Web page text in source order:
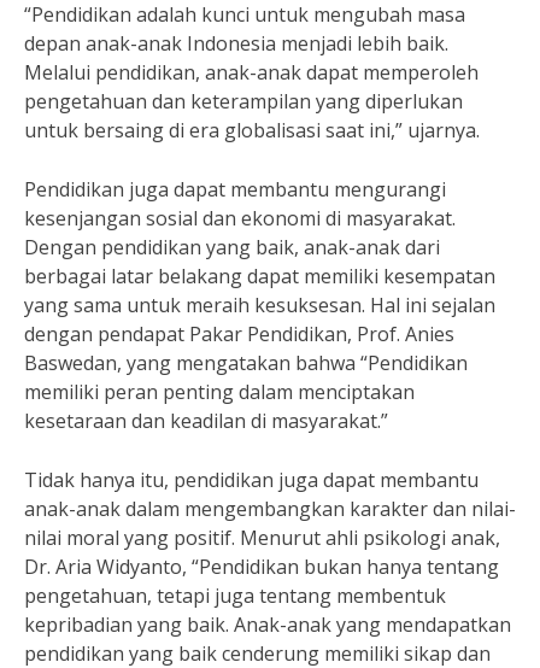
“Pendidikan adalah kunci untuk mengubah masa
depan anak-anak Indonesia menjadi lebih baik.
Melalui pendidikan, anak-anak dapat memperoleh
pengetahuan dan keterampilan yang diperlukan
untuk bersaing di era globalisasi saat ini,” ujarnya.
Pendidikan juga dapat membantu mengurangi
kesenjangan sosial dan ekonomi di masyarakat.
Dengan pendidikan yang baik, anak-anak dari
berbagai latar belakang dapat memiliki kesempatan
yang sama untuk meraih kesuksesan. Hal ini sejalan
dengan pendapat Pakar Pendidikan, Prof. Anies
Baswedan, yang mengatakan bahwa “Pendidikan
memiliki peran penting dalam menciptakan
kesetaraan dan keadilan di masyarakat.”
Tidak hanya itu, pendidikan juga dapat membantu
anak-anak dalam mengembangkan karakter dan nilai-
nilai moral yang positif. Menurut ahli psikologi anak,
Dr. Aria Widyanto, “Pendidikan bukan hanya tentang
pengetahuan, tetapi juga tentang membentuk
kepribadian yang baik. Anak-anak yang mendapatkan
pendidikan yang baik cenderung memiliki sikap dan